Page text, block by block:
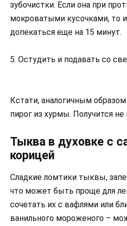
зубочистки. Если она при
мокроватыми кусочками, то
допекаться еще на 15 минут.
5. Остудить и подавать со
Кстати, аналогичным
пирог из хурмы. Получится
Тыква в духовке с
корицей
Сладкие ломтики тыквы,
что может быть проще для
сочетать их с вафлями или
ванильного мороженого –